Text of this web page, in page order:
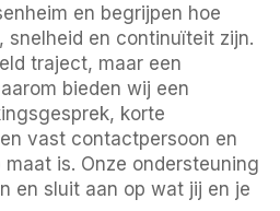
en begrijpen hoe
snelheid en continuïteit zijn.
traject, maar een
bieden wij een
korte
vast contactpersoon en
is. Onze ondersteuning
en sluit aan op wat jij en je